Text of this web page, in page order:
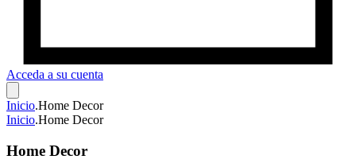
Acceda a su cuenta
Inicio.Home Decor
Inicio.Home Decor
Home Decor